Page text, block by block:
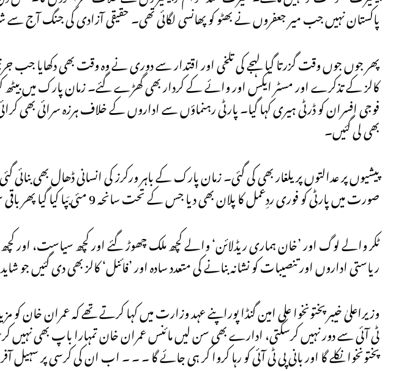
پاکستان نہیں جب میر جعفروں نے بھٹو کو پھانسی لگائی تھی۔ حقیقی آزادی کی جنگ
پھر جوں جوں وقت گزرتا گیا لہجے کی تلخی اور اقتدار سے دوری نے وہ وقت بھی دکھایا جب
کالز کے تذکرے اور مسٹر ایکس اور وائے کے کردار بھی گھڑے گئے۔ زمان پارک میں بیٹھ
بھی لی گئیں۔
پیشیوں پر عدالتوں پر یلغار بھی کی گئی۔ زمان پارک کے باہر ورکرز کی انسانی ڈھال بھی
صورت میں پارٹی کو فوری ردِعمل کا پلان بھی دیا جس کے تحت سانحہ 9 مئی بَپا کیا گیا پھر باقی سب تاریخ ہے۔
ٹکر والے لوگ اور ’خان ہماری ریڈلائن‘ والے کچھ ملک چھوڑ گئے اور کچھ سیاست، اور کچھ
ریاستی اداروں اور تنصیبات کو نشانہ بنانے کی متعدد سادہ اور ’فائنل‘ کالز بھی دی گئیں جو
وزیراعلیٰ خیبرپختونخوا علی امین گنڈا پوراپنے عہد وزارت میں کہا کرتے تھے کہ عمران خان
ٹی آئی سے دور نہیں کرسکتی، ادارے بھی سن لیں مائنس عمران خان تمہارا باپ بھی نہیں
پختونخوا نکلے گا اور بانی پی ٹی آئی کو رہا کروا کر ہی جائے گا ۔ ۔ ۔ اب ان کی کرسی پر سہیل